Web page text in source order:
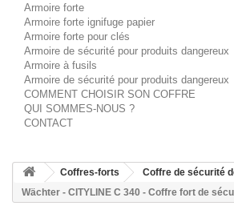
Armoire forte
Armoire forte ignifuge papier
Armoire forte pour clés
Armoire de sécurité pour produits dangereux
Armoire à fusils
Armoire de sécurité pour produits dangereux
COMMENT CHOISIR SON COFFRE
QUI SOMMES-NOUS ?
CONTACT
Coffres-forts Coffre de sécurité
Wächter - CITYLINE C 340 - Coffre fort de